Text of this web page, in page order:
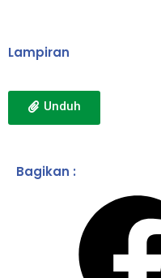
Lampiran
Unduh
Bagikan :